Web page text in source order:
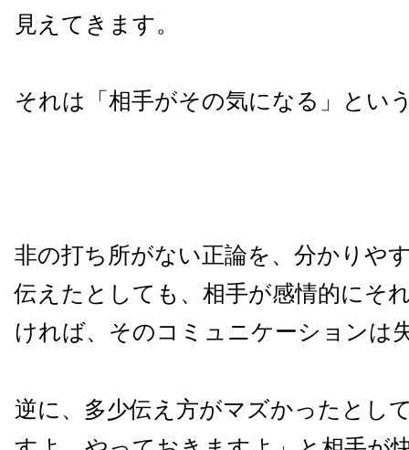
見えてきます。
それは「相手がその気になる」とい
非の打ち所がない正論を、分かりや
伝えたとしても、相手が感情的にそ
ければ、そのコミュニケーションは
逆に、多少伝え方がマズかったとし